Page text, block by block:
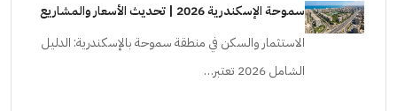
سموحة الإسكندرية 2026 | تحديث الأسعار والمشاريع
الاستثمار والسكن في منطقة سموحة بالإسكندرية: الدليل
الشامل 2026 تعتبر…